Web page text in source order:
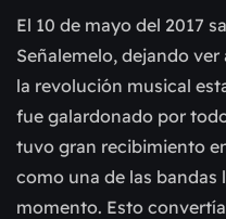
El 10 de mayo del 2017
Señalemelo, dejando
la revolución musical
fue galardonado por
tuvo gran recibimiento
como una de las bandas
momento. Esto